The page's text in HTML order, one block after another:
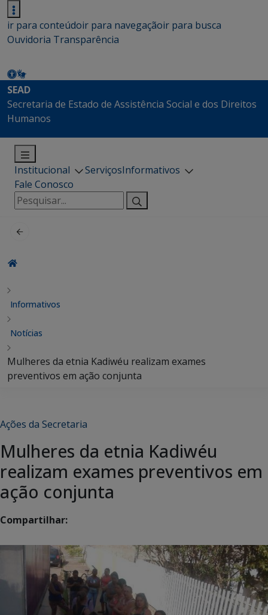
ir para conteúdoir para navegaçãoir para busca
Ouvidoria Transparência
SEAD
Secretaria de Estado de Assistência Social e dos Direitos
Humanos
Institucional ServiçosInformativos
Fale Conosco
Pesquisar
por:
Informativos
Notícias
Mulheres da etnia Kadiwéu realizam exames
preventivos em ação conjunta
Ações da Secretaria
Mulheres da etnia Kadiwéu
realizam exames preventivos em
ação conjunta
Compartilhar: